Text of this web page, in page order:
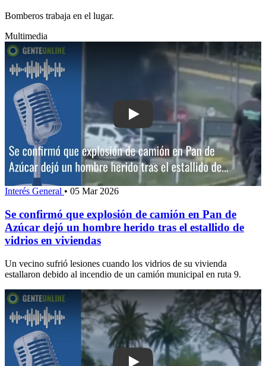
Bomberos trabaja en el lugar.
Multimedia
Play: Se confirmó que explosión de
Interés General • 05 Mar 2026
Se confirmó que explosión de camión en Pan de
Azúcar dejó un hombre herido tras el estallido de
vidrios en viviendas
Un vecino sufrió lesiones cuando los vidrios de su vivienda
estallaron debido al incendio de un camión municipal en ruta 9.